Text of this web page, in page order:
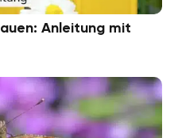
Anleitung mit